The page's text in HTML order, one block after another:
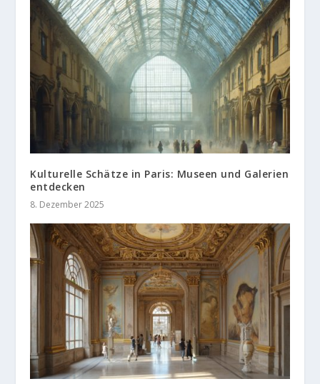
Kulturelle Schätze in Paris: Museen und Galerien
entdecken
8. Dezember 2025